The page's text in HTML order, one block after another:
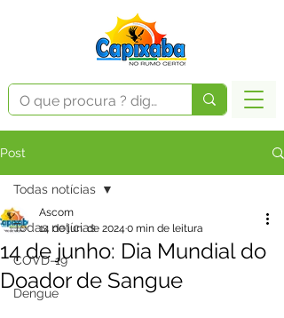
Post
Todas notícias
COVD-19
Dengue
Todas notícias
14 de junho: Dia Mundial do
Doador de Sangue
Ascom
14 de jun. de 2024 0 min de leitura